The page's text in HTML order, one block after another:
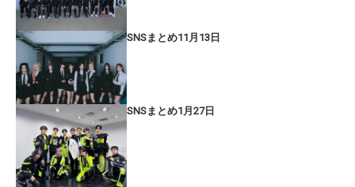
SNSまとめ11月13日
SNSまとめ1月27日